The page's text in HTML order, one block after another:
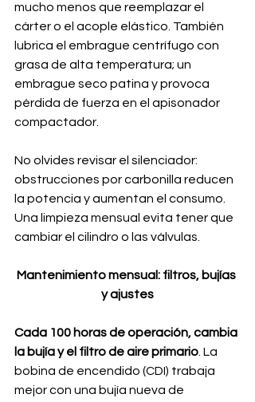
mucho menos que reemplazar el
cárter o el acople elástico. También
lubrica el embrague centrífugo con
grasa de alta temperatura; un
embrague seco patina y provoca
pérdida de fuerza en el apisonador
compactador.
No olvides revisar el silenciador:
obstrucciones por carbonilla reducen
la potencia y aumentan el consumo.
Una limpieza mensual evita tener que
cambiar el cilindro o las válvulas.
Mantenimiento mensual: filtros, bujías
y ajustes
Cada 100 horas de operación, cambia
la bujía y el filtro de aire primario . La
bobina de encendido (CDI) trabaja
mejor con una bujía nueva de